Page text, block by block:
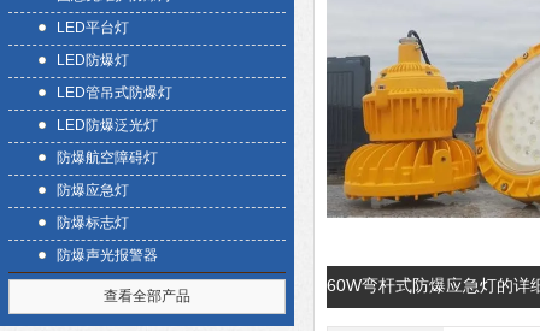
LED平台灯
LED防爆灯
LED管吊式防爆灯
LED防爆泛光灯
防爆航空障碍灯
防爆应急灯
防爆标志灯
防爆声光报警器
查看全部产品
60W弯杆式防爆应急灯的详